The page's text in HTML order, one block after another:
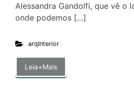
Alessandra Gandolfi, que vê o
onde podemos […]
arqInterior
Leia+Mais